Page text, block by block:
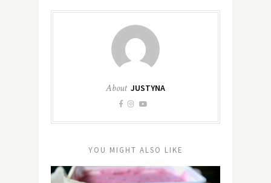
About JUSTYNA
YOU MIGHT ALSO LIKE